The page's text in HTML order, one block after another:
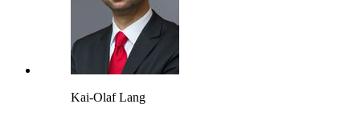
Kai-Olaf Lang